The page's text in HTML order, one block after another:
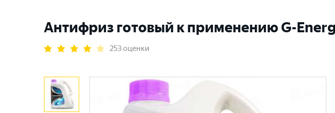
Антифриз готовый к применению G-
253 оценки